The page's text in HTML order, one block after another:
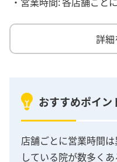
詳細
おすすめポイン
店舗ごとに営業時間
している院が数多く